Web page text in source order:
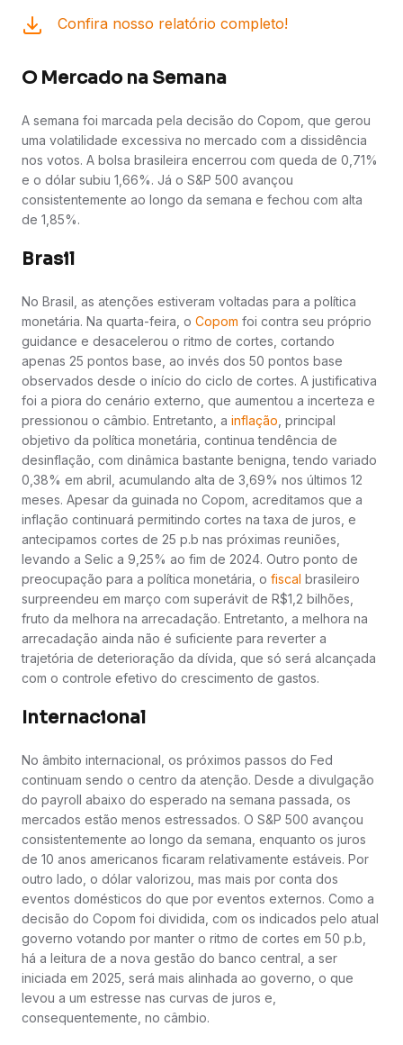
Confira nosso relatório completo!
O Mercado na Semana
A semana foi marcada pela decisão do Copom, que gerou
uma volatilidade excessiva no mercado com a dissidência
nos votos. A bolsa brasileira encerrou com queda de 0,71%
e o dólar subiu 1,66%. Já o S&P 500 avançou
consistentemente ao longo da semana e fechou com alta
de 1,85%.
Brasil
No Brasil, as atenções estiveram voltadas para a política
monetária. Na quarta-feira, o Copom foi contra seu próprio
guidance e desacelerou o ritmo de cortes, cortando
apenas 25 pontos base, ao invés dos 50 pontos base
observados desde o início do ciclo de cortes. A justificativa
foi a piora do cenário externo, que aumentou a incerteza e
pressionou o câmbio. Entretanto, a inflação , principal
objetivo da política monetária, continua tendência de
desinflação, com dinâmica bastante benigna, tendo variado
0,38% em abril, acumulando alta de 3,69% nos últimos 12
meses. Apesar da guinada no Copom, acreditamos que a
inflação continuará permitindo cortes na taxa de juros, e
antecipamos cortes de 25 p.b nas próximas reuniões,
levando a Selic a 9,25% ao fim de 2024. Outro ponto de
preocupação para a política monetária, o fiscal brasileiro
surpreendeu em março com superávit de R$1,2 bilhões,
fruto da melhora na arrecadação. Entretanto, a melhora na
arrecadação ainda não é suficiente para reverter a
trajetória de deterioração da dívida, que só será alcançada
com o controle efetivo do crescimento de gastos.
Internacional
No âmbito internacional, os próximos passos do Fed
continuam sendo o centro da atenção. Desde a divulgação
do payroll abaixo do esperado na semana passada, os
mercados estão menos estressados. O S&P 500 avançou
consistentemente ao longo da semana, enquanto os juros
de 10 anos americanos ficaram relativamente estáveis. Por
outro lado, o dólar valorizou, mas mais por conta dos
eventos domésticos do que por eventos externos. Como a
decisão do Copom foi dividida, com os indicados pelo atual
governo votando por manter o ritmo de cortes em 50 p.b,
há a leitura de a nova gestão do banco central, a ser
iniciada em 2025, será mais alinhada ao governo, o que
levou a um estresse nas curvas de juros e,
consequentemente, no câmbio.